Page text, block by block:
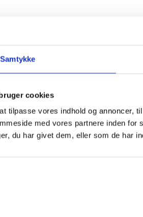
Samtykke
cookies
tilpasse vores indhold og annoncer,
med vores partnere inden
du har givet dem, eller som de har